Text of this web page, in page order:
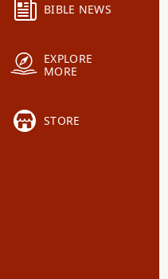
BIBLE NEWS
EXPLORE
MORE
STORE